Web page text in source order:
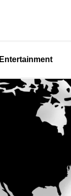
Entertainment